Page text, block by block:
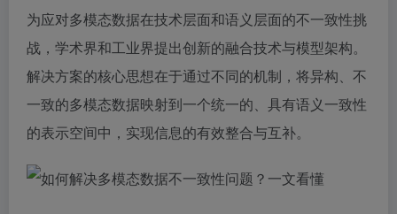
为应对多模态数据在技术层面和语义层面的不一致性挑
战，学术界和工业界提出创新的融合技术与模型架构。
解决方案的核心思想在于通过不同的机制，将异构、不
一致的多模态数据映射到一个统一的、具有语义一致性
的表示空间中，实现信息的有效整合与互补。